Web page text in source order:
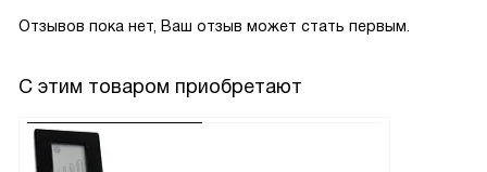
Отзывов пока нет, Ваш отзыв может стать первым.
С этим товаром приобретают